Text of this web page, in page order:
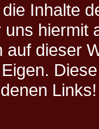
Inhalte
hiermit
auf dieser
Links!